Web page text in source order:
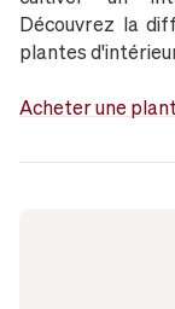
Découvrez la
plantes
Acheter une